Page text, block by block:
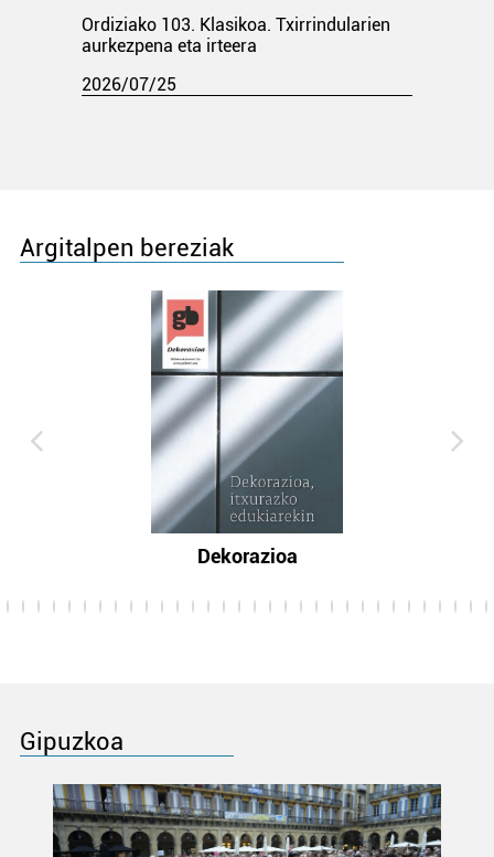
Ordiziako 103. Klasikoa. Txirrindularien
aurkezpena eta irteera
2026/07/25
Argitalpen bereziak
Dekorazioa
Gipuzkoa